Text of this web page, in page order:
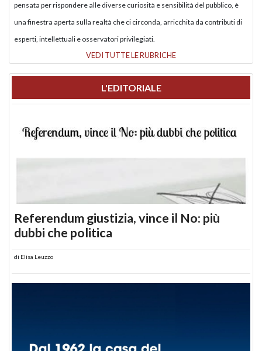
pensata per rispondere alle diverse curiosità e sensibilità del pubblico, è
una finestra aperta sulla realtà che ci circonda, arricchita da contributi di
esperti, intellettuali e osservatori privilegiati.
VEDI TUTTE LE RUBRICHE
L'EDITORIALE
Referendum giustizia, vince il No: più
dubbi che politica
di Elisa Leuzzo